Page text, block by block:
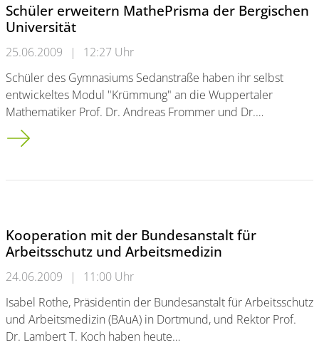
Schüler erweitern MathePrisma der Bergischen
Universität
25.06.2009 |
12:27 Uhr
Schüler des Gymnasiums Sedanstraße haben ihr selbst
entwickeltes Modul "Krümmung" an die Wuppertaler
Mathematiker Prof. Dr. Andreas Frommer und Dr.…
Schüler erweitern MathePrisma der Bergischen Universität
Kooperation mit der Bundesanstalt für
Arbeitsschutz und Arbeitsmedizin
24.06.2009 |
11:00 Uhr
Isabel Rothe, Präsidentin der Bundesanstalt für Arbeitsschutz
und Arbeitsmedizin (BAuA) in Dortmund, und Rektor Prof.
Dr. Lambert T. Koch haben heute…